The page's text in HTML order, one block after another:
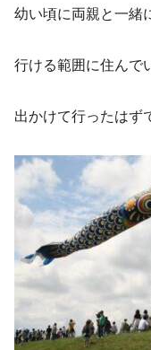
幼い頃に両親と一緒
行ける範囲に住んで
出かけて行ったはず